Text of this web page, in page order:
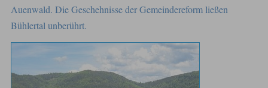
Auenwald. Die Geschehnisse der Gemeindereform ließen
Bühlertal unberührt.